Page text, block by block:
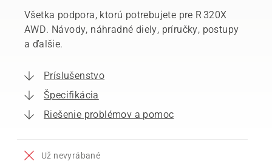
Všetka podpora, ktorú potrebujete pre R 320X
AWD. Návody, náhradné diely, príručky, postupy
a ďalšie.
Príslušenstvo
Špecifikácia
Riešenie problémov a pomoc
Už nevyrábané